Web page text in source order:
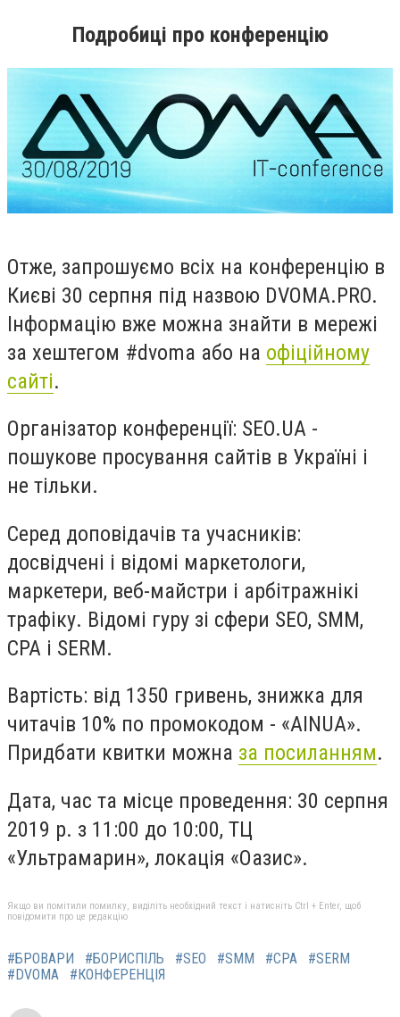
Подробиці про конференцію
Отже, запрошуємо всіх на конференцію в
Києві 30 серпня під назвою DVOMA.PRO.
Інформацію вже можна знайти в мережі
за хештегом #dvoma або на офіційному
сайті.
Організатор конференції: SEO.UA -
пошукове просування сайтів в Україні і
не тільки.
Серед доповідачів та учасників:
досвідчені і відомі маркетологи,
маркетери, веб-майстри і арбітражнікі
трафіку. Відомі гуру зі сфери SEO, SMM,
CPA і SERM.
Вартість: від 1350 гривень, знижка для
читачів 10% по промокодом - «AINUA».
Придбати квитки можна за посиланням.
Дата, час та місце проведення: 30 серпня
2019 р. з 11:00 до 10:00, ТЦ
«Ультрамарин», локація «Оазис».
Якщо ви помітили помилку, виділіть необхідний текст і натисніть Ctrl + Enter, щоб
повідомити про це редакцію
#БРОВАРИ #БОРИСПІЛЬ #SEO #SMM #CPA
#SERM
#DVOMA
#КОНФЕРЕНЦІЯ